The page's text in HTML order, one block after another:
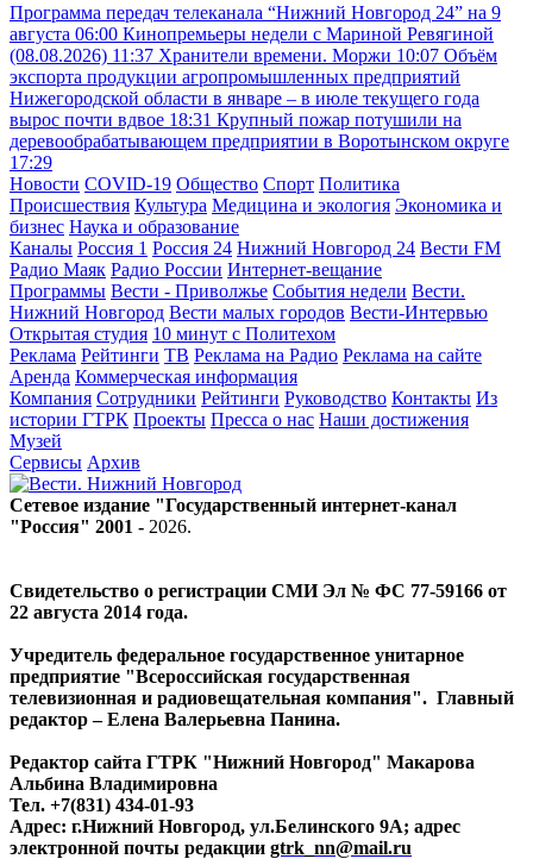
Программа передач телеканала “Нижний Новгород 24” на 9
августа 06:00 Кинопремьеры недели с Мариной Ревягиной
(08.08.2026) 11:37 Хранители времени. Моржи 10:07 Объём
экспорта продукции агропромышленных предприятий
Нижегородской области в январе – в июле текущего года
вырос почти вдвое 18:31 Крупный пожар потушили на
деревообрабатывающем предприятии в Воротынском округе
17:29
Новости COVID-19 Общество Спорт Политика
Происшествия Культура Медицина и экология Экономика и
бизнес Наука и образование
Каналы Россия 1 Россия 24 Нижний Новгород 24 Вести FM
Радио Маяк Радио России Интернет-вещание
Программы Вести - Приволжье События недели Вести.
Нижний Новгород Вести малых городов Вести-Интервью
Открытая студия 10 минут с Политехом
Реклама Рейтинги ТВ Реклама на Радио Реклама на сайте
Аренда Коммерческая информация
Компания Сотрудники Рейтинги Руководство Контакты Из
истории ГТРК Проекты Пресса о нас Наши достижения
Музей
Сервисы Архив
Сетевое издание "Государственный интернет-канал
"Россия" 2001 - 2026.
Свидетельство о регистрации СМИ Эл № ФС 77-59166 от
22 августа 2014 года.
Учредитель федеральное государственное унитарное
предприятие "Всероссийская государственная
телевизионная и радиовещательная компания". Главный
редактор – Елена Валерьевна Панина.
Редактор сайта ГТРК "Нижний Новгород" Макарова
Альбина Владимировна
Тел. +7(831) 434-01-93
Адрес: г.Нижний Новгород, ул.Белинского 9А; адрес
электронной почты редакции gtrk_nn@mail.ru